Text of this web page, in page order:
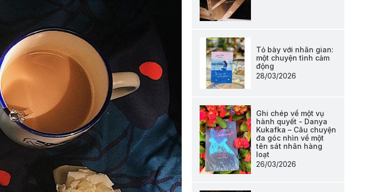
Tỏ bày với nhân gian:
một chuyện tình cảm
động
28/03/2026
Ghi chép về một vụ
hành quyết - Danya
Kukafka – Câu chuyện
đa góc nhìn về một
tên sát nhân hàng
loạt
26/03/2026